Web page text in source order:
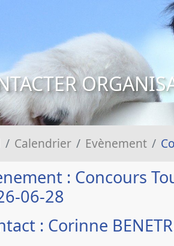
Calendrier Evènement
: Concours
06-28
: Corinne